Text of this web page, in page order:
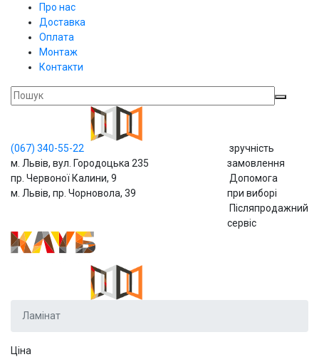
Про нас
Доставка
Оплата
Монтаж
Контакти
(067) 340-55-22
м. Львів, вул. Городоцька 235
пр. Червоної Калини, 9
м. Львів, пр. Чорновола, 39
зручність
замовлення
Допомога
при виборі
Післяпродажний
сервіс
Ламінат
Ціна